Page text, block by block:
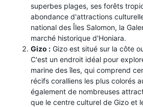
superbes plages, ses forêts
abondance d'attractions
national des Îles Salomon, la
marché historique d'Honiara.
Gizo : Gizo est situé sur la côte
C'est un endroit idéal pour
marine des îles, qui comprend
récifs coralliens les plus colorés
également de nombreuses
que le centre culturel de Gizo et